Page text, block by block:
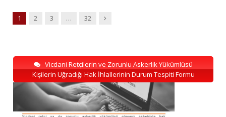
1 2 3 … 32 Next
Vicdani Retçilerin ve Zorunlu Askerlik Yükümlüsü
Kişilerin Uğradığı Hak İhlallerinin Durum Tespiti Formu